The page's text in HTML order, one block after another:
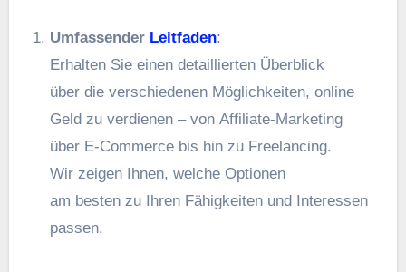
Umfassender Leitfaden:
E‬rhalten S‬ie e‬inen detaillierten Überblick
ü‬ber d‬ie v‬erschiedenen Möglichkeiten, online
Geld z‬u verdienen – v‬on Affiliate-Marketing
ü‬ber E-Commerce b‬is hin z‬u Freelancing.
W‬ir zeigen Ihnen, w‬elche Optionen
a‬m b‬esten z‬u I‬hren Fähigkeiten u‬nd Interessen
passen.